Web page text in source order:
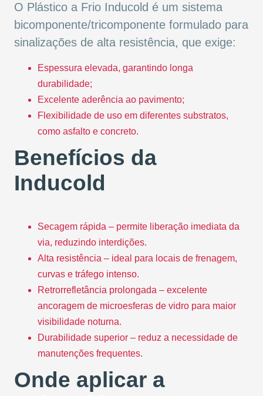
O Plástico a Frio Inducold é um sistema
bicomponente/tricomponente formulado para
sinalizações de alta resistência, que exige:
Espessura elevada, garantindo longa
durabilidade;
Excelente aderência ao pavimento;
Flexibilidade de uso em diferentes substratos,
como asfalto e concreto.
Benefícios da
Inducold
Secagem rápida – permite liberação imediata da
via, reduzindo interdições.
Alta resistência – ideal para locais de frenagem,
curvas e tráfego intenso.
Retrorrefletância prolongada – excelente
ancoragem de microesferas de vidro para maior
visibilidade noturna.
Durabilidade superior – reduz a necessidade de
manutenções frequentes.
Onde aplicar a